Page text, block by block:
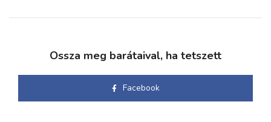
Ossza meg barátaival, ha tetszett
Facebook